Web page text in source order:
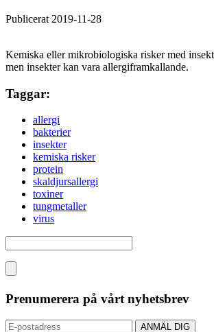
Publicerat 2019-11-28
Kemiska eller mikrobiologiska risker med
men insekter kan vara allergiframkallande.
Taggar:
allergi
bakterier
insekter
kemiska risker
protein
skaldjursallergi
toxiner
tungmetaller
virus
Prenumerera på vårt nyhetsbrev